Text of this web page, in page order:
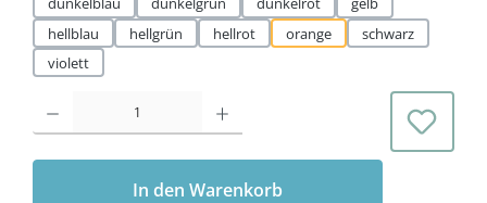
hellblau
hellgrün hellrot orange
schwarz
violett
Produkt Anzahl: Gib den gewünschten Wert ein oder benutze die
In den Warenkorb